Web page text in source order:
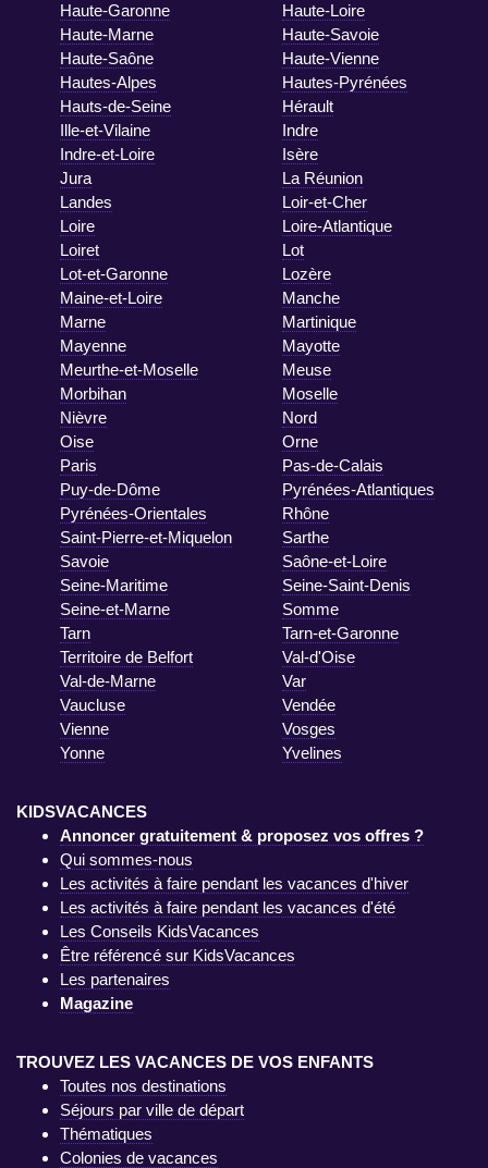
Haute-Garonne
Haute-Loire
Haute-Marne
Haute-Savoie
Haute-Saône
Haute-Vienne
Hautes-Alpes
Hautes-Pyrénées
Hauts-de-Seine
Hérault
Ille-et-Vilaine
Indre
Indre-et-Loire
Isère
Jura
La Réunion
Landes
Loir-et-Cher
Loire
Loire-Atlantique
Loiret
Lot
Lot-et-Garonne
Lozère
Maine-et-Loire
Manche
Marne
Martinique
Mayenne
Mayotte
Meurthe-et-Moselle
Meuse
Morbihan
Moselle
Nièvre
Nord
Oise
Orne
Paris
Pas-de-Calais
Puy-de-Dôme
Pyrénées-Atlantiques
Pyrénées-Orientales
Rhône
Saint-Pierre-et-Miquelon
Sarthe
Savoie
Saône-et-Loire
Seine-Maritime
Seine-Saint-Denis
Seine-et-Marne
Somme
Tarn
Tarn-et-Garonne
Territoire de Belfort
Val-d'Oise
Val-de-Marne
Var
Vaucluse
Vendée
Vienne
Vosges
Yonne
Yvelines
KIDSVACANCES
Annoncer gratuitement & proposez vos offres ?
Qui sommes-nous
Les activités à faire pendant les vacances d'hiver
Les activités à faire pendant les vacances d'été
Les Conseils KidsVacances
Être référencé sur KidsVacances
Les partenaires
Magazine
TROUVEZ LES VACANCES DE VOS ENFANTS
Toutes nos destinations
Séjours par ville de départ
Thématiques
Colonies de vacances